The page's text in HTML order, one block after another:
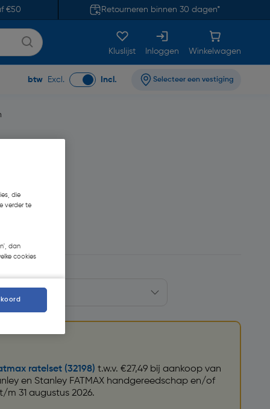
€50 Retourneren binnen 30 dagen*
Kluslijst Inloggen Winkelwagen
btw Excl. Incl. Selecteer een vestiging
ratelset (32198) t.w.v. €27,49 bij aankoop van
en Stanley FATMAX handgereedschap en/of
31 augustus 2026.
die
verder te
dan
cookies